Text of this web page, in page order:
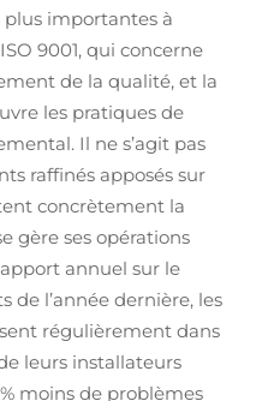
plus importantes à
9001, qui concerne
de la qualité, et la
les pratiques de
Il ne s’agit pas
raffinés apposés sur
concrètement la
gère ses opérations
annuel sur le
de l’année dernière, les
régulièrement dans
leurs installateurs
moins de problèmes